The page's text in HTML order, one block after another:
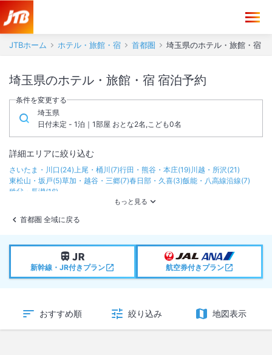
JTBホーム ホテル・旅館・宿 首都圏 埼玉県のホテル・旅館・宿
埼玉県のホテル・旅館・宿 宿泊予約
条件を変更する
埼玉県
日付未定 - 1泊｜1部屋 おとな2名,こども0名
詳細エリアに絞り込む
さいたま・川口 (24)上尾・桶川 (7)行田・熊谷・本庄(19) 川越・所沢(21)
東松山・坂戸(5)草加・越谷・三郷(7)春日部・久喜(3)飯能・八高線沿線(7)
秩父・長瀞(16)
首都圏 全域に戻る
新幹線・JR付きプラン 航空券付きプラン
おすすめ順 絞り込み 地図表示